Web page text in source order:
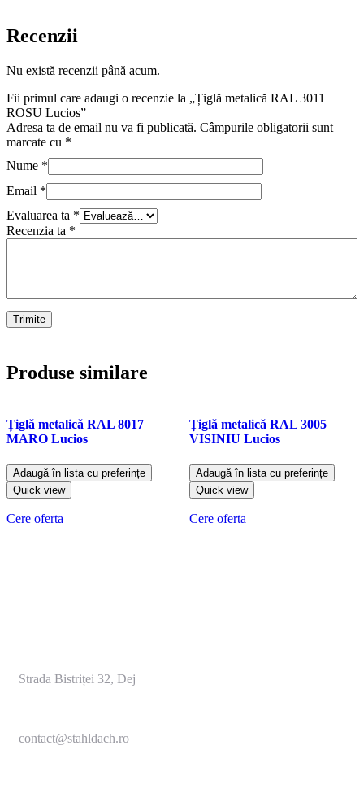
Recenzii
Nu există recenzii până acum.
Fii primul care adaugi o recenzie la „Țiglă metalică RAL 3011
ROSU Lucios”
Adresa ta de email nu va fi publicată. Câmpurile obligatorii sunt
marcate cu *
Nume *
Email *
Evaluarea ta *
Recenzia ta *
Produse similare
Țiglă metalică RAL 8017
MARO Lucios
Adaugă în lista cu preferințe
Quick view
Cere oferta
Țiglă metalică RAL 3005
VISINIU Lucios
Adaugă în lista cu preferințe
Quick view
Cere oferta
Strada Bistriței 32, Dej
contact@stahldach.ro